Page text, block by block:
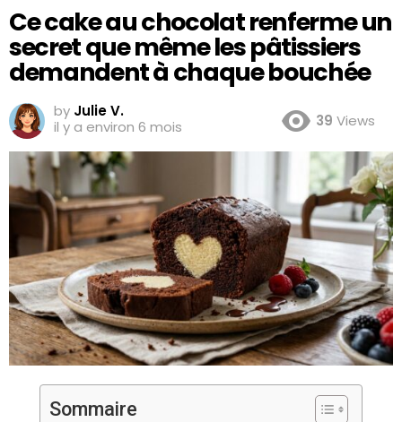
Ce cake au chocolat renferme un
secret que même les pâtissiers
demandent à chaque bouchée
by Julie V.
il y a environ 6 mois
39 Views
Sommaire